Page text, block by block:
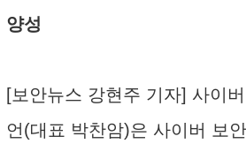
양성
[보안뉴스 강현주 기자] 사이
언(대표 박찬암)은 사이버 보